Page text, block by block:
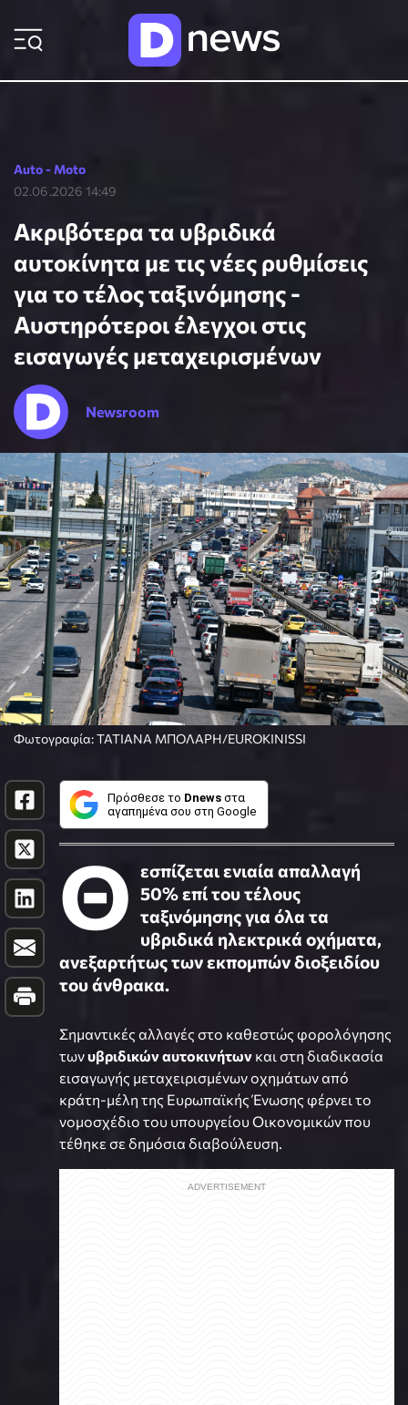
Auto - Moto
02.06.2026 14:49
Ακριβότερα τα υβριδικά
αυτοκίνητα με τις νέες ρυθμίσεις
για το τέλος ταξινόμησης -
Αυστηρότεροι έλεγχοι στις
εισαγωγές μεταχειρισμένων
Newsroom
Φωτογραφία: ΤΑΤΙΑΝΑ ΜΠΟΛΑΡΗ/EUROKINISSI
Πρόσθεσε το Dnews στα
αγαπημένα σου στη Google
Θ εσπίζεται ενιαία απαλλαγή
50% επί του τέλους
ταξινόμησης για όλα τα
υβριδικά ηλεκτρικά οχήματα,
ανεξαρτήτως των εκπομπών διοξειδίου
του άνθρακα.
Σημαντικές αλλαγές στο καθεστώς φορολόγησης
τωνυβριδικών αυτοκινήτων και στη διαδικασία
εισαγωγής μεταχειρισμένων οχημάτων από
κράτη-μέλη της Ευρωπαϊκής Ένωσης φέρνει το
νομοσχέδιο του υπουργείου Οικονομικών που
τέθηκε σε δημόσια διαβούλευση.